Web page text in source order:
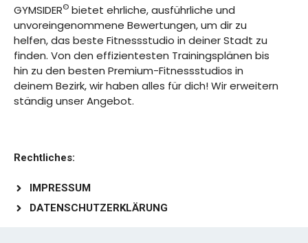
GYMSIDER© bietet ehrliche, ausführliche und
unvoreingenommene Bewertungen, um dir zu
helfen, das beste Fitnessstudio in deiner Stadt zu
finden. Von den effizientesten Trainingsplänen bis
hin zu den besten Premium-Fitnessstudios in
deinem Bezirk, wir haben alles für dich! Wir erweitern
ständig unser Angebot.
Rechtliches:
IMPRESSUM
DATENSCHUTZERKLÄRUNG